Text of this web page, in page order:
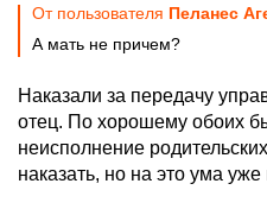
От пользователя Пеланес
А мать не причем?
Наказали за передачу
отец. По хорошему обоих
неисполнение
наказать, но на это ума уже